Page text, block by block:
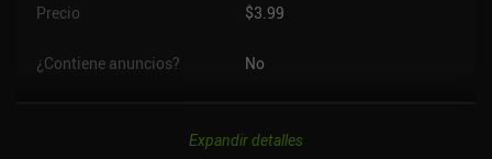
Precio $3.99
¿Contiene anuncios? No
Expandir detalles